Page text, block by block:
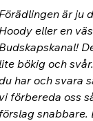
är ju
eller en
bökig och
har och svara
förbereda oss
snabbare.